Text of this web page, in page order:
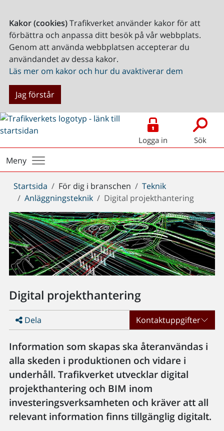
Kakor (cookies)Trafikverket använder kakor för att
förbättra och anpassa ditt besök på vår webbplats.
Genom att använda webbplatsen accepterar du
användandet av dessa kakor.
Läs mer om kakor och hur du avaktiverar dem
Jag förstår
Logga in Sök
Meny
Du
är
här:
Startsida För dig i branschen
Teknik
Anläggningsteknik
Digital projekthantering
Digital projekthantering
Dela Kontaktuppgifter
Information som skapas ska återanvändas i
alla skeden i produktionen och vidare i
underhåll. Trafikverket utvecklar digital
projekthantering och BIM inom
investeringsverksamheten och kräver att all
relevant information finns tillgänglig digitalt.